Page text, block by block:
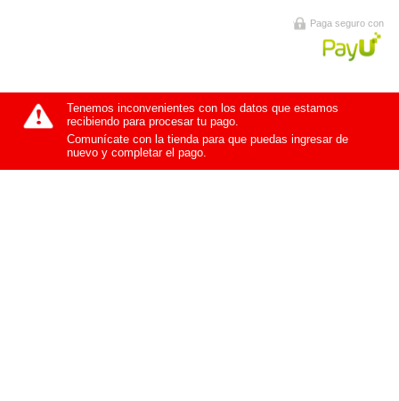
Paga seguro con
Tenemos inconvenientes con los datos que estamos
recibiendo para procesar tu pago.
Comunícate con la tienda para que puedas ingresar de
nuevo y completar el pago.